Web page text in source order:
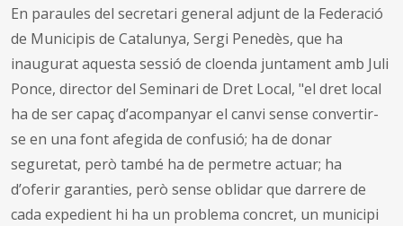
En paraules del secretari general adjunt de la Federació
de Municipis de Catalunya, Sergi Penedès, que ha
inaugurat aquesta sessió de cloenda juntament amb Juli
Ponce, director del Seminari de Dret Local, "el dret local
ha de ser capaç d’acompanyar el canvi sense convertir-
se en una font afegida de confusió; ha de donar
seguretat, però també ha de permetre actuar; ha
d’oferir garanties, però sense oblidar que darrere de
cada expedient hi ha un problema concret, un municipi